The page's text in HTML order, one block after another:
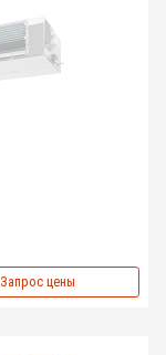
Запрос цены